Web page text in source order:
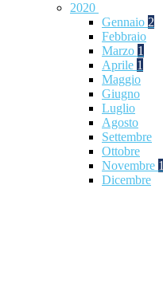
2020
Gennaio 2
Febbraio
Marzo 1
Aprile 1
Maggio
Giugno
Luglio
Agosto
Settembre
Ottobre
Novembre 1
Dicembre